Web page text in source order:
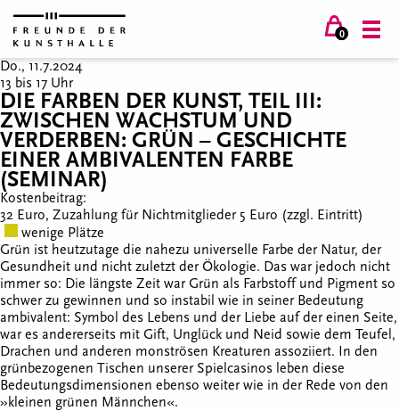
0
Do., 11.7.2024
13 bis 17 Uhr
DIE FARBEN DER KUNST, TEIL III:
ZWISCHEN WACHSTUM UND
VERDERBEN: GRÜN – GESCHICHTE
EINER AMBIVALENTEN FARBE
(SEMINAR)
Kostenbeitrag:
32 Euro, Zuzahlung für Nichtmitglieder 5 Euro (zzgl. Eintritt)
wenige Plätze
Grün ist heutzutage die nahezu universelle Farbe der Natur, der
Gesundheit und nicht zuletzt der Ökologie. Das war jedoch nicht
immer so: Die längste Zeit war Grün als Farbstoff und Pigment so
schwer zu gewinnen und so instabil wie in seiner Bedeutung
ambivalent: Symbol des Lebens und der Liebe auf der einen Seite,
war es andererseits mit Gift, Unglück und Neid sowie dem Teufel,
Drachen und anderen monströsen Kreaturen assoziiert. In den
grünbezogenen Tischen unserer Spielcasinos leben diese
Bedeutungsdimensionen ebenso weiter wie in der Rede von den
»kleinen grünen Männchen«.